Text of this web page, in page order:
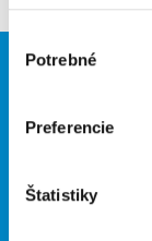
Výber
súhlasu
Potrebné
Preferencie
Štatistiky
Nové brigády